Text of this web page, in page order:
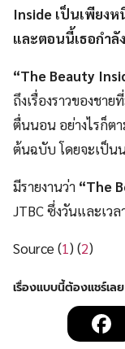
Inside เป็นเพียงห
และตอนนี้เธอกำ
“The Beauty
ถึงเรื่องราวของชา
ตื่นนอน อย่างไรก็ต
ต้นฉบับ โดยจะเป็น
มีรายงานว่า “The
JTBC ซึ่งวันและเว
Source (1) (2)